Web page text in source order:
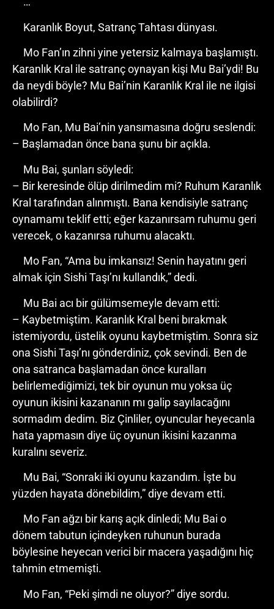
Karanlık Boyut, Satranç Tahtası dünyası.
Mo Fan’ın zihni yine yetersiz kalmaya başlamıştı.
Karanlık Kral ile satranç oynayan kişi Mu Bai’ydi! Bu
da neydi böyle? Mu Bai’nin Karanlık Kral ile ne ilgisi
olabilirdi?
Mo Fan, Mu Bai’nin yansımasına doğru seslendi:
– Başlamadan önce bana şunu bir açıkla.
Mu Bai, şunları söyledi:
– Bir keresinde ölüp dirilmedim mi? Ruhum Karanlık
Kral tarafından alınmıştı. Bana kendisiyle satranç
oynamamı teklif etti; eğer kazanırsam ruhumu geri
verecek, o kazanırsa ruhumu alacaktı.
Mo Fan, “Ama bu imkansız! Senin hayatını geri
almak için Sishi Taşı’nı kullandık,” dedi.
Mu Bai acı bir gülümsemeyle devam etti:
– Kaybetmiştim. Karanlık Kral beni bırakmak
istemiyordu, üstelik oyunu kaybetmiştim. Sonra siz
ona Sishi Taşı’nı gönderdiniz, çok sevindi. Ben de
ona satranca başlamadan önce kuralları
belirlemediğimizi, tek bir oyunun mu yoksa üç
oyunun ikisini kazananın mı galip sayılacağını
sormadım dedim. Biz Çinliler, oyuncular heyecanla
hata yapmasın diye üç oyunun ikisini kazanma
kuralını severiz.
Mu Bai, “Sonraki iki oyunu kazandım. İşte bu
yüzden hayata dönebildim,” diye devam etti.
Mo Fan ağzı bir karış açık dinledi; Mu Bai o
dönem tabutun içindeyken ruhunun burada
böylesine heyecan verici bir macera yaşadığını hiç
tahmin etmemişti.
Mo Fan, “Peki şimdi ne oluyor?” diye sordu.